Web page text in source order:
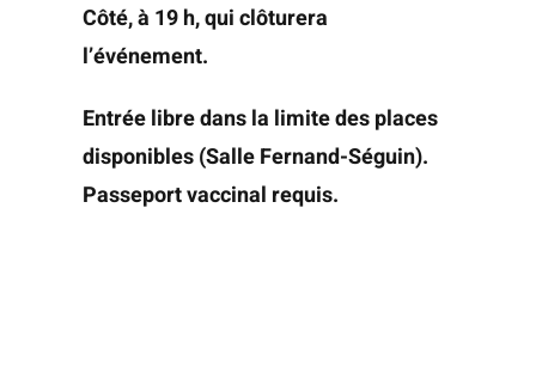
Côté, à 19 h, qui clô­tu­re­ra
l’événement.
Entrée libre dans la limite des places
dis­po­nibles (Salle Fer­nand-Séguin).
Pas­se­port vac­ci­nal requis.